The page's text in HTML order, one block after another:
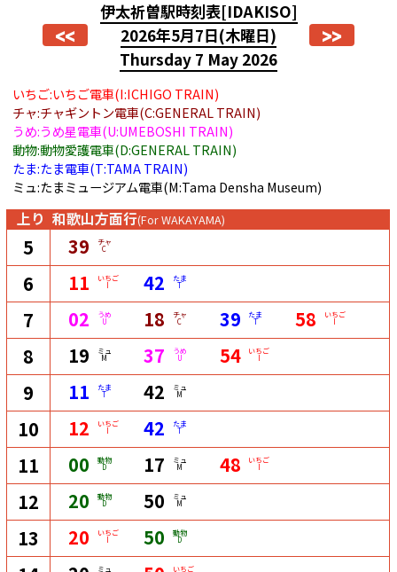
<<
伊太祈曽駅時刻表[IDAKISO]
2026年5月7日(木曜日)
Thursday 7 May 2026
>>
いちご:いちご電車(I:ICHIGO TRAIN)
チャ:チャギントン電車(C:GENERAL TRAIN)
うめ:うめ星電車(U:UMEBOSHI TRAIN)
動物:動物愛護電車(D:GENERAL TRAIN)
たま:たま電車(T:TAMA TRAIN)
ミュ:たまミュージアム電車(M:Tama Densha Museum)
上り 和歌山方面行(For WAKAYAMA)
5 39 チャ
C
6 11 いちご
I 42 たま
T
7 02 うめ
U 18 チャ
C 39 たま
T 58 いちご
I
8 19 ミュ
M 37 うめ
U 54 いちご
I
9 11 たま
T 42 ミュ
M
10 12 いちご
I 42 たま
T
11 00 動物
D 17 ミュ
M 48 いちご
I
12 20 動物
D 50 ミュ
M
13 20 いちご
I 50 動物
D
ミュ いちご